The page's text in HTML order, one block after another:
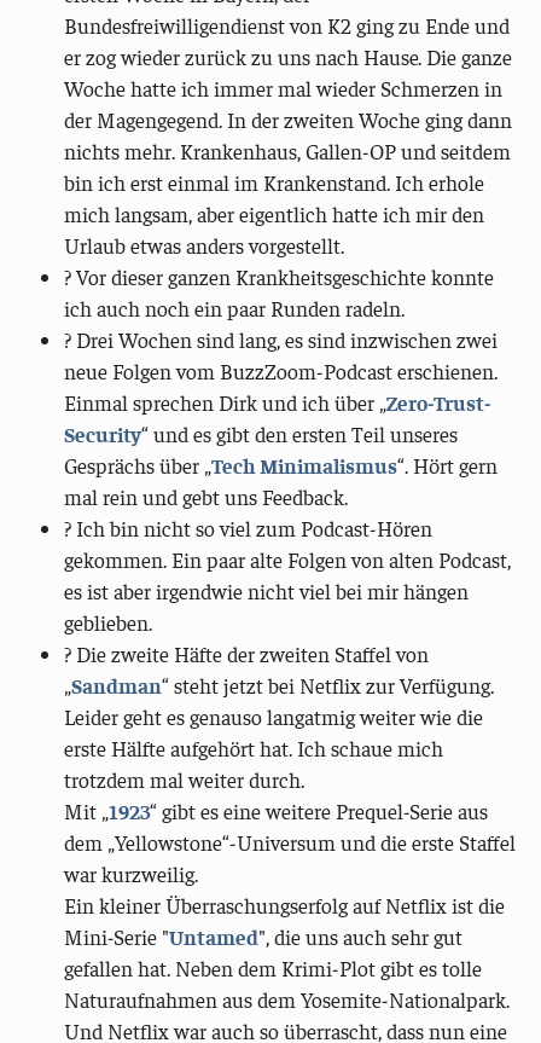
Bundesfreiwilligendienst von K2 ging zu Ende und
er zog wieder zurück zu uns nach Hause. Die ganze
Woche hatte ich immer mal wieder Schmerzen in
der Magengegend. In der zweiten Woche ging dann
nichts mehr. Krankenhaus, Gallen-OP und seitdem
bin ich erst einmal im Krankenstand. Ich erhole
mich langsam, aber eigentlich hatte ich mir den
Urlaub etwas anders vorgestellt.
? Vor dieser ganzen Krankheitsgeschichte konnte
ich auch noch ein paar Runden radeln.
?️ Drei Wochen sind lang, es sind inzwischen zwei
neue Folgen vom BuzzZoom-Podcast erschienen.
Einmal sprechen Dirk und ich über „Zero-Trust-
Security“ und es gibt den ersten Teil unseres
Gesprächs über „Tech Minimalismus“. Hört gern
mal rein und gebt uns Feedback.
? Ich bin nicht so viel zum Podcast-Hören
gekommen. Ein paar alte Folgen von alten Podcast,
es ist aber irgendwie nicht viel bei mir hängen
geblieben.
? Die zweite Häfte der zweiten Staffel von
„Sandman“ steht jetzt bei Netflix zur Verfügung.
Leider geht es genauso langatmig weiter wie die
erste Hälfte aufgehört hat. Ich schaue mich
trotzdem mal weiter durch.
Mit „1923“ gibt es eine weitere Prequel-Serie aus
dem „Yellowstone“-Universum und die erste Staffel
war kurzweilig.
Ein kleiner Überraschungserfolg auf Netflix ist die
Mini-Serie "Untamed", die uns auch sehr gut
gefallen hat. Neben dem Krimi-Plot gibt es tolle
Naturaufnahmen aus dem Yosemite-Nationalpark.
Und Netflix war auch so überrascht, dass nun eine